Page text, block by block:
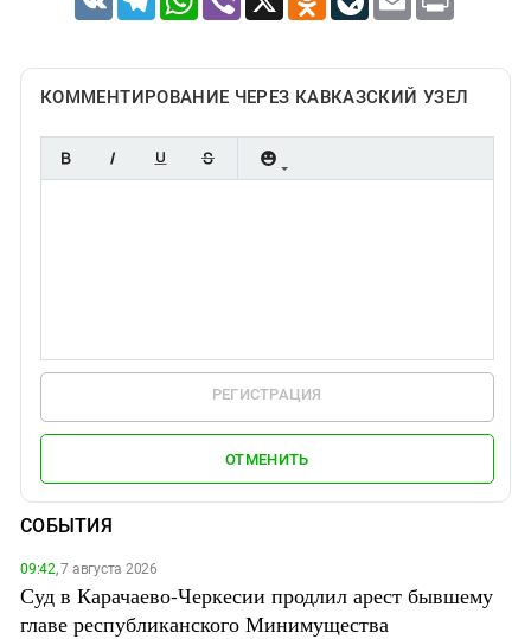
КОММЕНТИРОВАНИЕ ЧЕРЕЗ КАВКАЗСКИЙ УЗЕЛ
РЕГИСТРАЦИЯ
ОТМЕНИТЬ
СОБЫТИЯ
09:42,7 августа 2026
Суд в Карачаево-Черкесии продлил арест бывшему
главе республиканского Минимущества